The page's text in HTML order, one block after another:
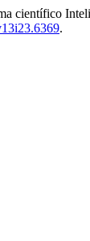
científico
.